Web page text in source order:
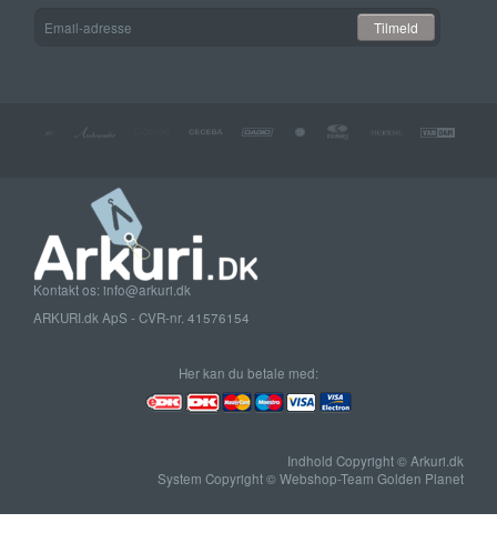
adresse
Tilmeld
Kontakt os: info@arkuri.dk
ARKURI.dk ApS - CVR-nr. 41576154
Her kan du betale med:
Indhold Copyright © Arkuri.dk
System Copyright © Webshop-Team Golden Planet